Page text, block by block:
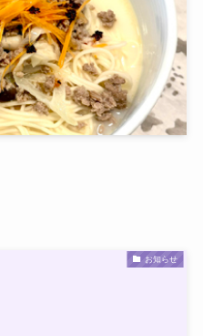
お知らせ